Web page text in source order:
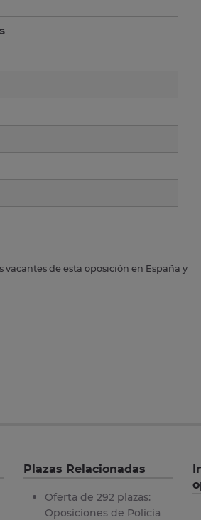
de esta oposición en España y
Plazas Relacionadas
Oferta de 292 plazas:
Oposiciones de Policia